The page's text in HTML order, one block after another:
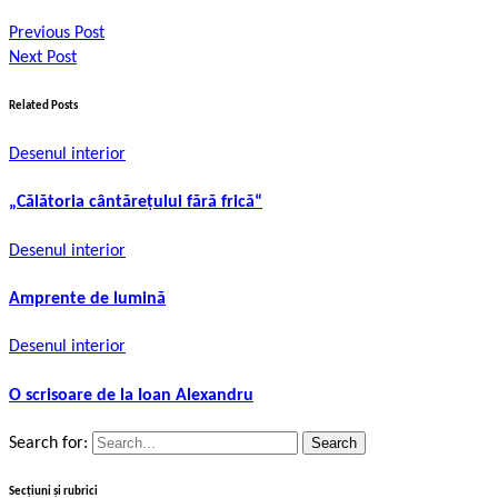
Previous Post
Next Post
Related Posts
Desenul interior
„Călătoria cântărețului fără frică“
Desenul interior
Amprente de lumină
Desenul interior
O scrisoare de la Ioan Alexandru
Search for:
Secțiuni și rubrici